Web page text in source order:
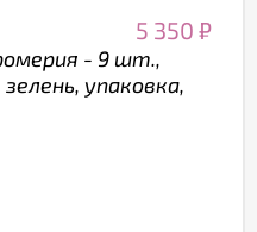
5 350 ₽
- 9 шт.,
упаковка,